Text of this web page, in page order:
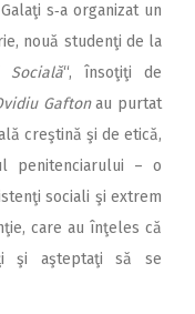
s‑a organizat un
nouă studenţi de la
Socială“, însoţiţi de
Gaftonau purtat
creştină şi de etică,
penitenciarului – o
sociali şi extrem
care au înţeles că
şi aşteptaţi să se